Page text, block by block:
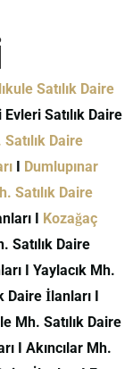
Satılık Daire
Evleri Satılık Daire
Daire
I Dumlupınar
Satılık Daire
I Kozağaç
Satılık Daire
I Yaylacık Mh.
Daire İlanları I
Mh. Satılık Daire
I Akıncılar Mh.